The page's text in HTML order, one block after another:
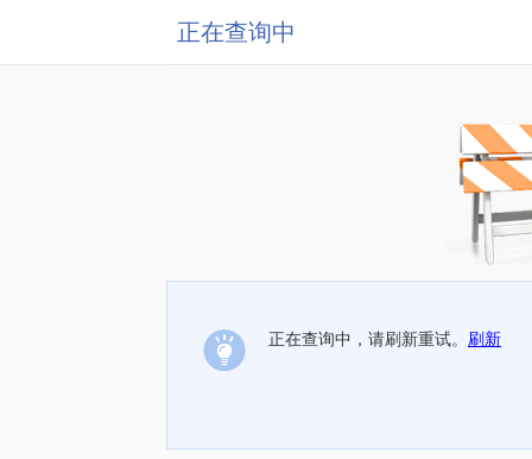
正在查询中
正在查询中，请刷新重试。 刷新